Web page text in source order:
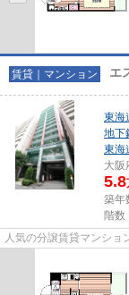
賃貸｜マンション エ
東海
地下
東海
大阪
5.8
築年
階数
人気の分譲賃貸マンショ